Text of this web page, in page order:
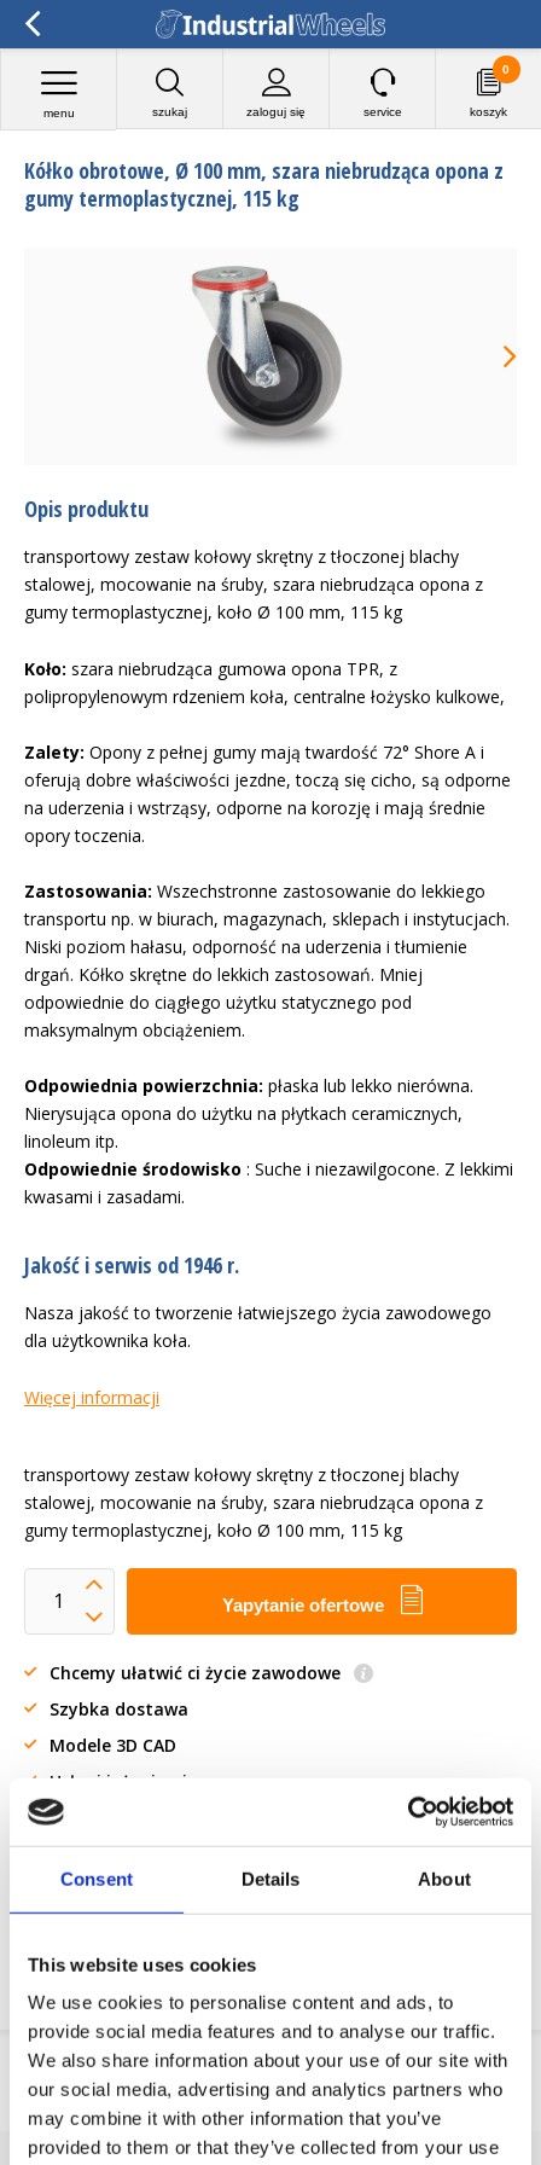
Consent Details About
This website uses cookies
We use cookies to personalise content and ads, to
provide social media features and to analyse our traffic.
We also share information about your use of our site with
our social media, advertising and analytics partners who
may combine it with other information that you’ve
provided to them or that they’ve collected from your use
szukaj zaloguj się
menu service koszyk
0
Kółko obrotowe, Ø 100 mm, szara niebrudząca opona z
gumy termoplastycznej, 115 kg
Opis produktu
transportowy zestaw kołowy skrętny z tłoczonej blachy
stalowej, mocowanie na śruby, szara niebrudząca opona z
gumy termoplastycznej, koło Ø 100 mm, 115 kg
Koło: szara niebrudząca gumowa opona TPR, z
polipropylenowym rdzeniem koła, centralne łożysko kulkowe,
Zalety: Opony z pełnej gumy mają twardość 72° Shore A i
oferują dobre właściwości jezdne, toczą się cicho, są odporne
na uderzenia i wstrząsy, odporne na korozję i mają średnie
opory toczenia.
Zastosowania: Wszechstronne zastosowanie do lekkiego
transportu np. w biurach, magazynach, sklepach i instytucjach.
Niski poziom hałasu, odporność na uderzenia i tłumienie
drgań. Kółko skrętne do lekkich zastosowań. Mniej
odpowiednie do ciągłego użytku statycznego pod
maksymalnym obciążeniem.
Odpowiednia powierzchnia: płaska lub lekko nierówna.
Nierysująca opona do użytku na płytkach ceramicznych,
linoleum itp.
Odpowiednie środowisko : Suche i niezawilgocone. Z lekkimi
kwasami i zasadami.
Jakość i serwis od 1946 r.
Nasza jakość to tworzenie łatwiejszego życia zawodowego
dla użytkownika koła.
Więcej informacji
transportowy zestaw kołowy skrętny z tłoczonej blachy
stalowej, mocowanie na śruby, szara niebrudząca opona z
gumy termoplastycznej, koło Ø 100 mm, 115 kg
Yapytanie ofertowe
Chcemy ułatwić ci życie zawodowe
Szybka dostawa
Modele 3D CAD
Usługi inżynieryjne
Żądanie części OE
Odpornosc chemiczna
Informacje o produkcie
SKU
140686101
EAN
8718116220442